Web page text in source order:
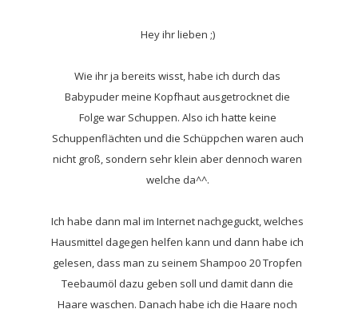
Hey ihr lieben ;)
Wie ihr ja bereits wisst, habe ich durch das
Babypuder meine Kopfhaut ausgetrocknet die
Folge war Schuppen. Also ich hatte keine
Schuppenflächten und die Schüppchen waren auch
nicht groß, sondern sehr klein aber dennoch waren
welche da^^.
Ich habe dann mal im Internet nachgeguckt, welches
Hausmittel dagegen helfen kann und dann habe ich
gelesen, dass man zu seinem Shampoo 20 Tropfen
Teebaumöl dazu geben soll und damit dann die
Haare waschen. Danach habe ich die Haare noch